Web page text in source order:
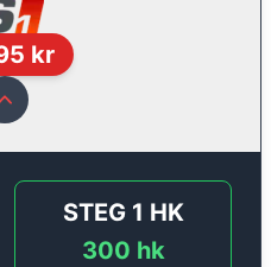
kr
STEG 1 HK
300 hk